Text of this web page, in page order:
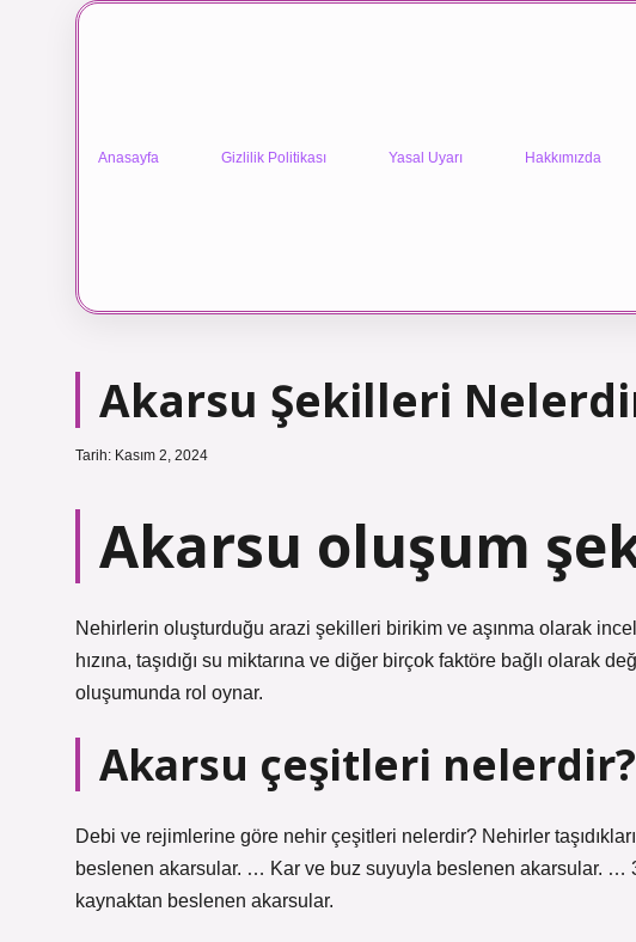
Anasayfa Gizlilik Politikası Yasal Uyarı Hakkımızda
Akarsu Şekilleri
Tarih: Kasım 2, 2024
Akarsu oluşum
Nehirlerin oluşturduğu arazi şekilleri birikim ve aşınma olarak
hızına, taşıdığı su miktarına ve diğer birçok faktöre bağlı olarak
oluşumunda rol oynar.
Akarsu çeşitleri nelerdir?
Debi ve rejimlerine göre nehir çeşitleri nelerdir? Nehirler
beslenen akarsular. … Kar ve buz suyuyla beslenen akarsular. …
kaynaktan beslenen akarsular.